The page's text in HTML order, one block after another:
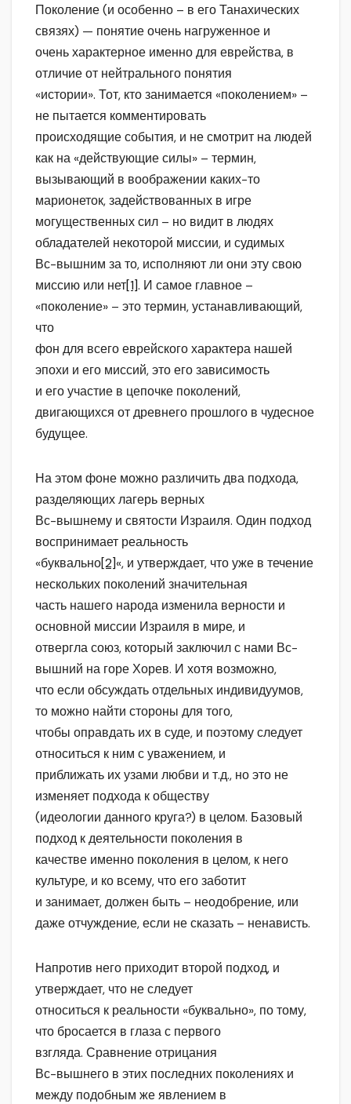
Поколение (и особенно – в его Танахических
связях) — понятие очень нагруженное и
очень характерное именно для еврейства, в
отличие от нейтрального понятия
«истории». Тот, кто занимается «поколением» –
не пытается комментировать
происходящие события, и не смотрит на людей
как на «действующие силы» – термин,
вызывающий в воображении каких-то
марионеток, задействованных в игре
могущественных сил – но видит в людях
обладателей некоторой миссии, и судимых
Вс-вышним за то, исполняют ли они эту свою
миссию или нет[1]. И самое главное –
«поколение» – это термин, устанавливающий,
что
фон для всего еврейского характера нашей
эпохи и его миссий, это его зависимость
и его участие в цепочке поколений,
двигающихся от древнего прошлого в чудесное
будущее.
На этом фоне можно различить два подхода,
разделяющих лагерь верных
Вс-вышнему и святости Израиля. Один подход
воспринимает реальность
«буквально[2]«, и утверждает, что уже в течение
нескольких поколений значительная
часть нашего народа изменила верности и
основной миссии Израиля в мире, и
отвергла союз, который заключил с нами Вс-
вышний на горе Хорев. И хотя возможно,
что если обсуждать отдельных индивидуумов,
то можно найти стороны для того,
чтобы оправдать их в суде, и поэтому следует
относиться к ним с уважением, и
приближать их узами любви и т.д., но это не
изменяет подхода к обществу
(идеологии данного круга?) в целом. Базовый
подход к деятельности поколения в
качестве именно поколения в целом, к него
культуре, и ко всему, что его заботит
и занимает, должен быть – неодобрение, или
даже отчуждение, если не сказать – ненависть.
Напротив него приходит второй подход, и
утверждает, что не следует
относиться к реальности «буквально», по тому,
что бросается в глаза с первого
взгляда. Сравнение отрицания
Вс-вышнего в этих последних поколениях и
между подобным же явлением в